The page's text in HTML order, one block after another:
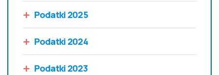
Podatki 2025
Podatki 2024
Podatki 2023